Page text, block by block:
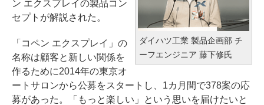
ダイハツ工業 製品企画部 チ
ーフエンジニア 藤下修氏
ン エクスプレイの製品コン
セプトが解説された。
「コペン エクスプレイ」の
名称は顧客と新しい関係を
作るために2014年の東京オ
ートサロンから公募をスタートし、1カ月間で378案の応
募があった。「もっと楽しい」という思いを届けたいと